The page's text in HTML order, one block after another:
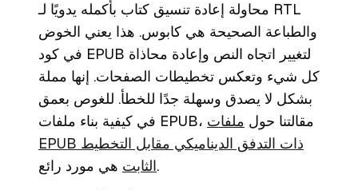
محاولة إعادة تنسيق كتاب بأكمله يدويًا لـ RTL
والطباعة الصحيحة هي كابوس. هذا يعني الخوض
في كود EPUB لتغيير اتجاه النص وإعادة محاذاة
كل شيء وتعكس تخطيطات الصفحات. إنها مملة
بشكل لا يصدق وسهلة جدًا للخطأ. للغوص بعمق
في كيفية بناء ملفات EPUB، مقالتنا حول ملفات
EPUB ذات التدفق الديناميكي مقابل التخطيط
الثابتهي مورد رائع.